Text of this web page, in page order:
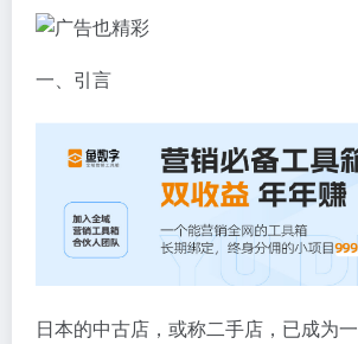
一、引言
日本的中古店，或称二手店，已成为